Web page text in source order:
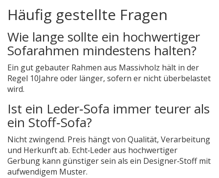
Häufig gestellte Fragen
Wie lange sollte ein hochwertiger
Sofarahmen mindestens halten?
Ein gut gebauter Rahmen aus Massivholz hält in der
Regel 10Jahre oder länger, sofern er nicht überbelastet
wird.
Ist ein Leder‑Sofa immer teurer als
ein Stoff‑Sofa?
Nicht zwingend. Preis hängt von Qualität, Verarbeitung
und Herkunft ab. Echt‑Leder aus hochwertiger
Gerbung kann günstiger sein als ein Designer‑Stoff mit
aufwendigem Muster.